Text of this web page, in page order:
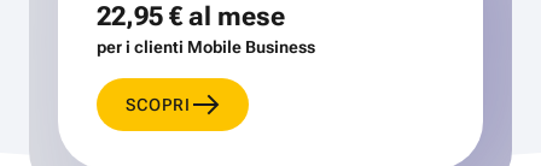
22,95 €al mese
per i clienti Mobile Business
SCOPRI